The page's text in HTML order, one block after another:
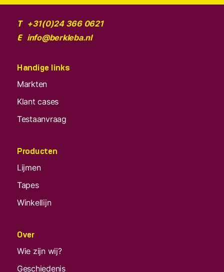
T +31(0)24 366 0621
E info@berkleba.nl
Handige links
Markten
Klant cases
Testaanvraag
Producten
Lijmen
Tapes
Winkellijn
Over
Wie zijn wij?
Geschiedenis